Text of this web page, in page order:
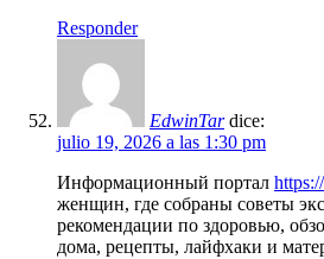
Responder
EdwinTar dice:
julio 19, 2026 a las 1:30 pm
Информационный портал
женщин, где собраны советы
рекомендации по здоровью,
дома, рецепты, лайфхаки и